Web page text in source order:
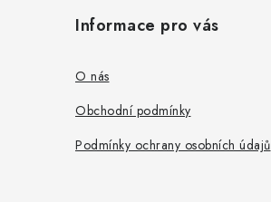
Informace pro vás
O nás
Obchodní podmínky
Podmínky ochrany osobních údajů